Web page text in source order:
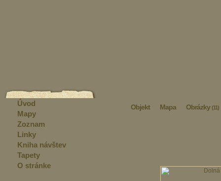
Objekt Mapa Obrázky(11)
Úvod
Mapy
Zoznam
Linky
Kniha návštev
Tapety
O stránke